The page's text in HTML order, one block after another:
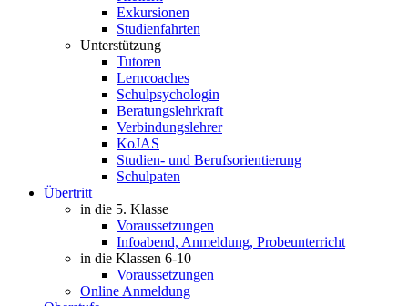
Exkursionen
Studienfahrten
Unterstützung
Tutoren
Lerncoaches
Schulpsychologin
Beratungslehrkraft
Verbindungslehrer
KoJAS
Studien- und Berufsorientierung
Schulpaten
Übertritt
in die 5. Klasse
Voraussetzungen
Infoabend, Anmeldung, Probeunterricht
in die Klassen 6-10
Voraussetzungen
Online Anmeldung